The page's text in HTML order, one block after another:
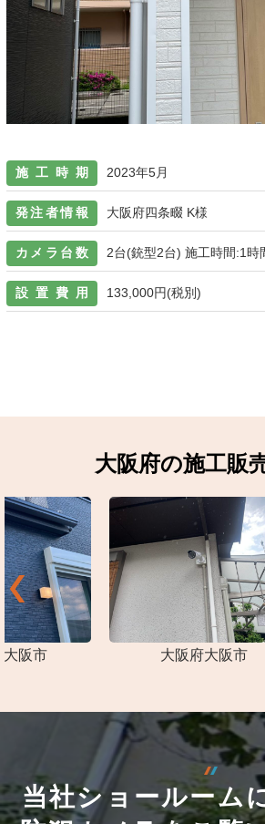
施工時期 2023年5月
発注者情報 大阪府四条畷 K様
カメラ台数 2台(銃型2台) 施工時間:1時
設置費用 133,000円(税別)
大阪府の施工販
大阪市 大阪府大阪市
当社ショールーム